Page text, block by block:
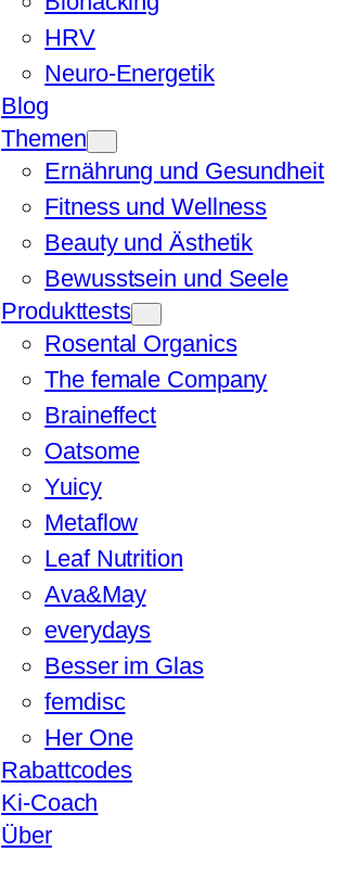
HRV
Neuro-Energetik
Blog
Themen
Ernährung und Gesundheit
Fitness und Wellness
Beauty und Ästhetik
Bewusstsein und Seele
Produkttests
Rosental Organics
The female Company
Braineffect
Oatsome
Yuicy
Metaflow
Leaf Nutrition
Ava&May
everydays
Besser im Glas
femdisc
Her One
Rabattcodes
Ki-Coach
Über